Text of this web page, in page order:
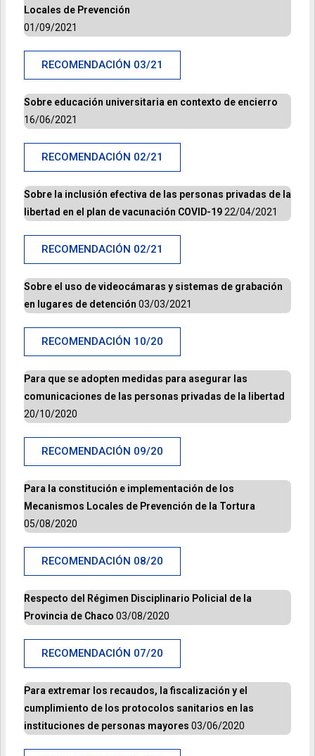
Locales de Prevención
01/09/2021
RECOMENDACIÓN 03/21
Sobre educación universitaria en contexto de encierro
16/06/2021
RECOMENDACIÓN 02/21
Sobre la inclusión efectiva de las personas privadas de la
libertad en el plan de vacunación COVID-1922/04/2021
RECOMENDACIÓN 02/21
Sobre el uso de videocámaras y sistemas de grabación
en lugares de detención 03/03/2021
RECOMENDACIÓN 10/20
Para que se adopten medidas para asegurar las
comunicaciones de las personas privadas de la libertad
20/10/2020
RECOMENDACIÓN 09/20
Para la constitución e implementación de los
Mecanismos Locales de Prevención de la Tortura
05/08/2020
RECOMENDACIÓN 08/20
Respecto del Régimen Disciplinario Policial de la
Provincia de Chaco 03/08/2020
RECOMENDACIÓN 07/20
Para extremar los recaudos, la fiscalización y el
cumplimiento de los protocolos sanitarios en las
instituciones de personas mayores 03/06/2020